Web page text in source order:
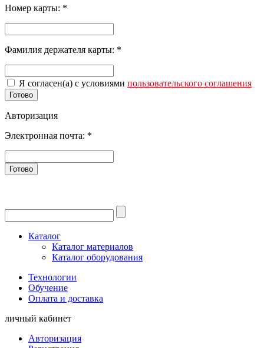
Номер карты: *
Фамилия держателя карты: *
Я согласен(а) с условиями пользовательского соглашения
Готово
Авторизация
Электронная почта: *
Готово
Каталог
Каталог материалов
Каталог оборудования
Технологии
Обучение
Оплата и доставка
личный кабинет
Авторизация